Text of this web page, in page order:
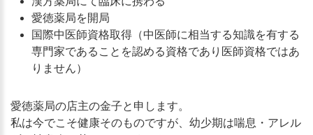
愛徳薬局を開局
国際中医師資格取得（中医師に相当する知識を有する
専門家であることを認める資格であり医師資格ではあ
りません）
愛徳薬局の店主の金子と申します。
私は今でこそ健康そのものですが、幼少期は喘息・アレル